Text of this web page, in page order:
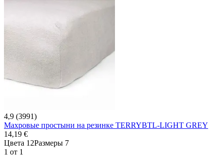
4,9 (3991)
Махровые простыни на резинке TERRYBTL-LIGHT GREY
14,19 €
Цвета 12Размеры 7
1 от 1